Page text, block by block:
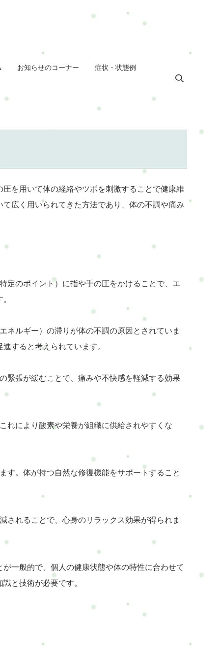
お知らせのコーナー 症状・状態例
を用いて体の経絡やツボを刺激することで健康維
広く用いられてきた方法であり、体の不調や痛み
定のポイント）に指や手の圧をかけることで、エ
ネルギー）の滞りが体の不調の原因とされていま
すると考えられています。
緊張が緩むことで、痛みや不快感を軽減する効果
れにより酸素や栄養が組織に供給されやすくな
す。体が持つ自然な修復機能をサポートすること
されることで、心身のリラックス効果が得られま
一般的で、個人の健康状態や体の特性に合わせて
と技術が必要です。